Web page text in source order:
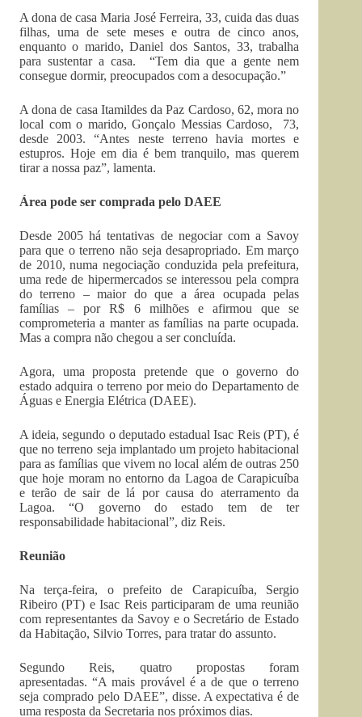
A dona de casa Maria José Ferreira, 33, cuida das duas
filhas, uma de sete meses e outra de cinco anos,
enquanto o marido, Daniel dos Santos, 33, trabalha
para sustentar a casa. “Tem dia que a gente nem
consegue dormir, preocupados com a desocupação.”
A dona de casa Itamildes da Paz Cardoso, 62, mora no
local com o marido, Gonçalo Messias Cardoso, 73,
desde 2003. “Antes neste terreno havia mortes e
estupros. Hoje em dia é bem tranquilo, mas querem
tirar a nossa paz”, lamenta.
Área pode ser comprada pelo DAEE
Desde 2005 há tentativas de negociar com a Savoy
para que o terreno não seja desapropriado. Em março
de 2010, numa negociação conduzida pela prefeitura,
uma rede de hipermercados se interessou pela compra
do terreno – maior do que a área ocupada pelas
famílias – por R$ 6 milhões e afirmou que se
comprometeria a manter as famílias na parte ocupada.
Mas a compra não chegou a ser concluída.
Agora, uma proposta pretende que o governo do
estado adquira o terreno por meio do Departamento de
Águas e Energia Elétrica (DAEE).
A ideia, segundo o deputado estadual Isac Reis (PT), é
que no terreno seja implantado um projeto habitacional
para as famílias que vivem no local além de outras 250
que hoje moram no entorno da Lagoa de Carapicuíba
e terão de sair de lá por causa do aterramento da
Lagoa. “O governo do estado tem de ter
responsabilidade habitacional”, diz Reis.
Reunião
Na terça-feira, o prefeito de Carapicuíba, Sergio
Ribeiro (PT) e Isac Reis participaram de uma reunião
com representantes da Savoy e o Secretário de Estado
da Habitação, Silvio Torres, para tratar do assunto.
Segundo Reis, quatro propostas foram
apresentadas. “A mais provável é a de que o terreno
seja comprado pelo DAEE”, disse. A expectativa é de
uma resposta da Secretaria nos próximos dias.